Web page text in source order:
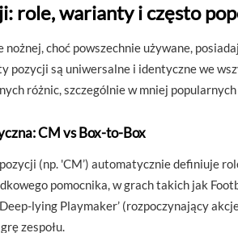
role, warianty i często
nożnej, choć powszechnie używane,
pozycji są uniwersalne i identyczne we
różnic, szczególnie w mniej
CM vs Box-to-Box
(np. 'CM’) automatycznie definiuje
pomocnika, w grach takich jak
lying Playmaker’ (rozpoczynający
zespołu.